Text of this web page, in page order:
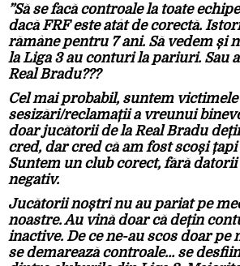
”Să se facă controale la toate
dacă FRF este atât de corectă.
rămâne pentru 7 ani. Să vedem și
la Liga 3 au conturi la pariuri. Sau
Real Bradu???
Cel mai probabil, suntem
sesizări/reclamații a vreunui
doar jucătorii de la Real Bradu
cred, dar cred că am fost scoși
Suntem un club corect, fără
negativ.
Jucătorii noștri nu au pariat pe
noastre. Au vină doar că dețin
inactive. De ce ne-au scos doar pe
se demarează controale… se